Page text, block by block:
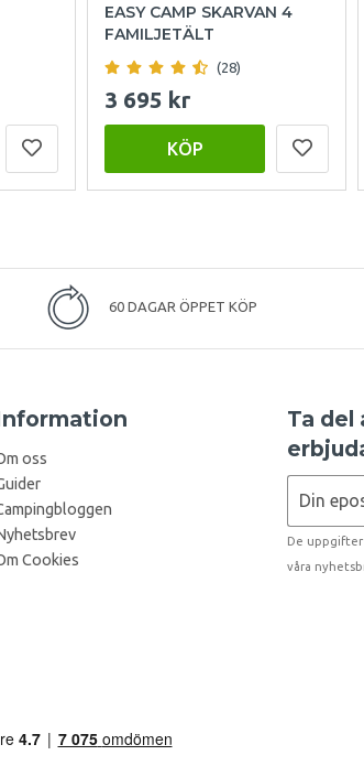
EASY CAMP SKARVAN 4
FAMILJETÄLT
(28)
3 695 kr
KÖP
60 DAGAR ÖPPET KÖP
oss
Cookies
Ta del
De uppgifter
våra